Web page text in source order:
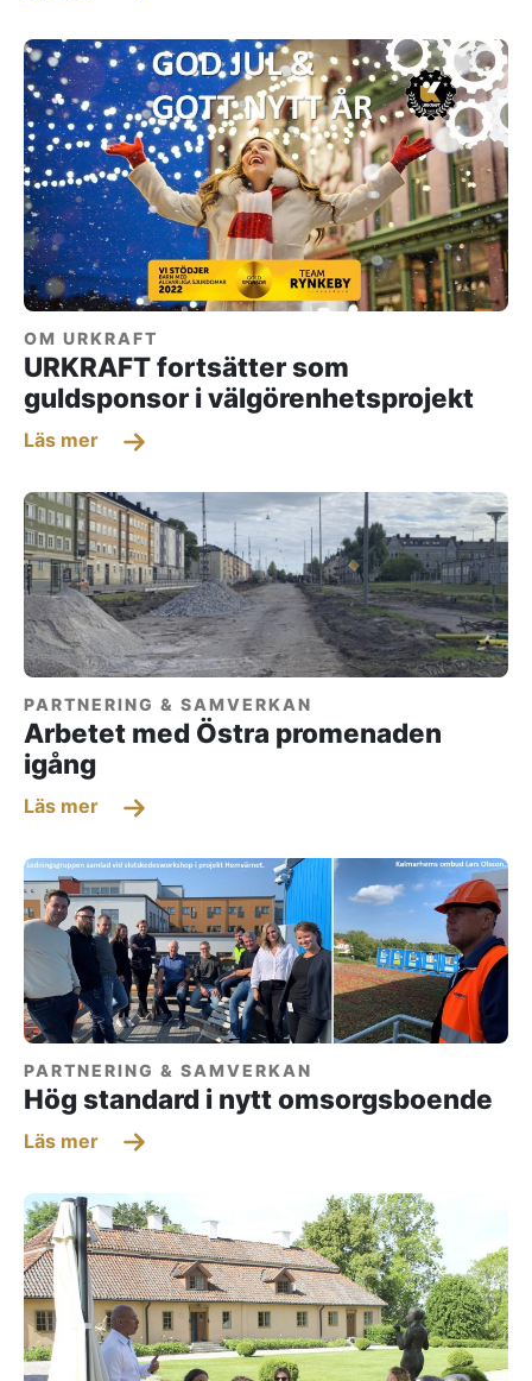
OM URKRAFT
URKRAFT fortsätter som
guldsponsor i välgörenhetsprojekt
Läs mer
PARTNERING & SAMVERKAN
Arbetet med Östra promenaden
igång
Läs mer
PARTNERING & SAMVERKAN
Hög standard i nytt omsorgsboende
Läs mer